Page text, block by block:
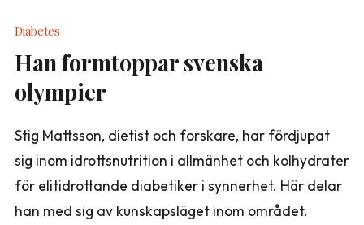
Diabetes
Han formtoppar svenska
olympier
Stig Mattsson, dietist och forskare, har fördjupat
sig inom idrotts­nutrition i allmänhet och kolhydrater
för elitidrottande diabetiker i synnerhet. Här delar
han med sig av kunskapsläget inom området.